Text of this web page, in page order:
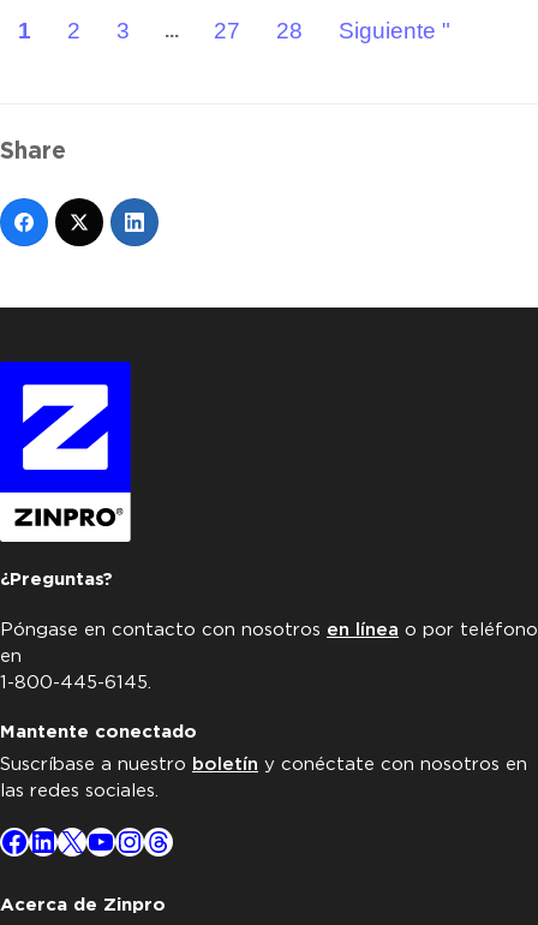
1 2 3 ... 27 28 Siguiente "
Share
¿Preguntas?
Póngase en contacto con nosotros en línea o por teléfono
en
1-800-445-6145.
Mantente conectado
Suscríbase a nuestro boletín y conéctate con nosotros en
las redes sociales.
Facebook
LinkedIn
X YouTube
Instagram
Threads
Acerca de Zinpro